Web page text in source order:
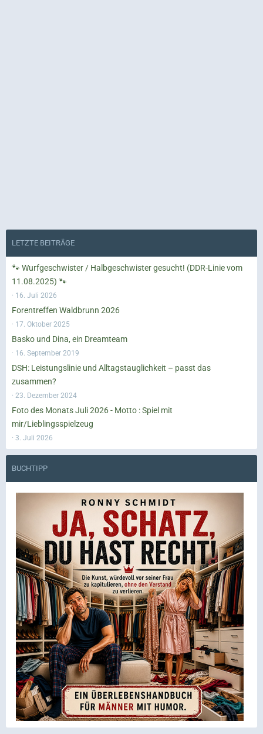
LETZTE BEITRÄGE
🐾 Wurfgeschwister / Halbgeschwister gesucht! (DDR-Linie vom
11.08.2025) 🐾
16. Juli 2026
Forentreffen Waldbrunn 2026
17. Oktober 2025
Basko und Dina, ein Dreamteam
16. September 2019
DSH: Leistungslinie und Alltagstauglichkeit – passt das
zusammen?
23. Dezember 2024
Foto des Monats Juli 2026 - Motto : Spiel mit
mir/Lieblingsspielzeug
3. Juli 2026
BUCHTIPP